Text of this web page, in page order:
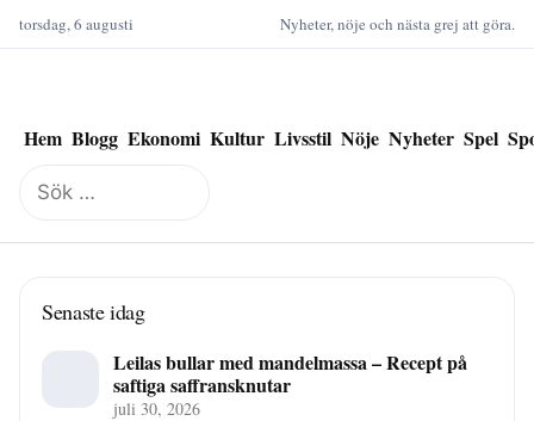
torsdag, 6 augusti Nyheter, nöje och nästa grej att göra.
Hem Blogg Ekonomi Kultur Livsstil Nöje Nyheter Spel
Sök
efter:
Senaste idag
Leilas bullar med mandelmassa – Recept på
saftiga saffransknutar
juli 30, 2026